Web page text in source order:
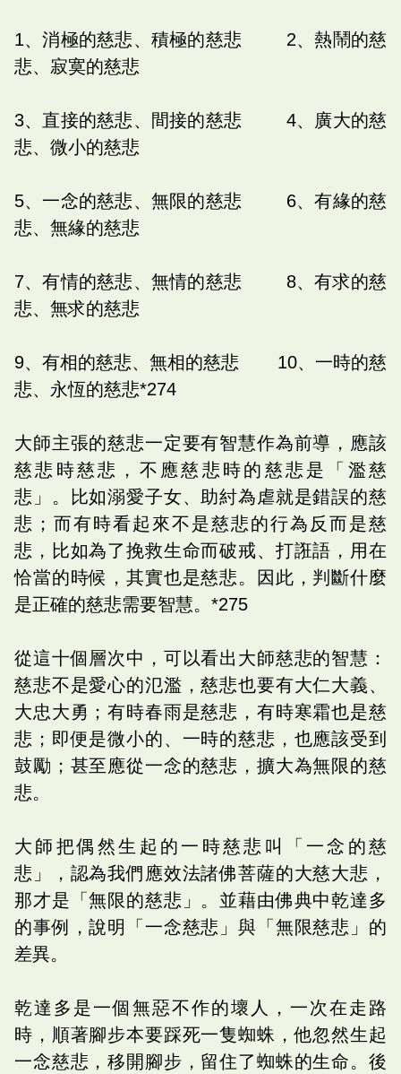
1、消極的慈悲、積極的慈悲 2、熱鬧的慈
悲、寂寞的慈悲
3、直接的慈悲、間接的慈悲 4、廣大的慈
悲、微小的慈悲
5、一念的慈悲、無限的慈悲 6、有緣的慈
悲、無緣的慈悲
7、有情的慈悲、無情的慈悲 8、有求的慈
悲、無求的慈悲
9、有相的慈悲、無相的慈悲 10、一時的慈
悲、永恆的慈悲*274
大師主張的慈悲一定要有智慧作為前導，應該
慈悲時慈悲，不應慈悲時的慈悲是「濫慈
悲」。比如溺愛子女、助紂為虐就是錯誤的慈
悲；而有時看起來不是慈悲的行為反而是慈
悲，比如為了挽救生命而破戒、打誑語，用在
恰當的時候，其實也是慈悲。因此，判斷什麼
是正確的慈悲需要智慧。*275
從這十個層次中，可以看出大師慈悲的智慧：
慈悲不是愛心的氾濫，慈悲也要有大仁大義、
大忠大勇；有時春雨是慈悲，有時寒霜也是慈
悲；即便是微小的、一時的慈悲，也應該受到
鼓勵；甚至應從一念的慈悲，擴大為無限的慈
悲。
大師把偶然生起的一時慈悲叫「一念的慈
悲」，認為我們應效法諸佛菩薩的大慈大悲，
那才是「無限的慈悲」。並藉由佛典中乾達多
的事例，說明「一念慈悲」與「無限慈悲」的
差異。
乾達多是一個無惡不作的壞人，一次在走路
時，順著腳步本要踩死一隻蜘蛛，他忽然生起
一念慈悲，移開腳步，留住了蜘蛛的生命。後